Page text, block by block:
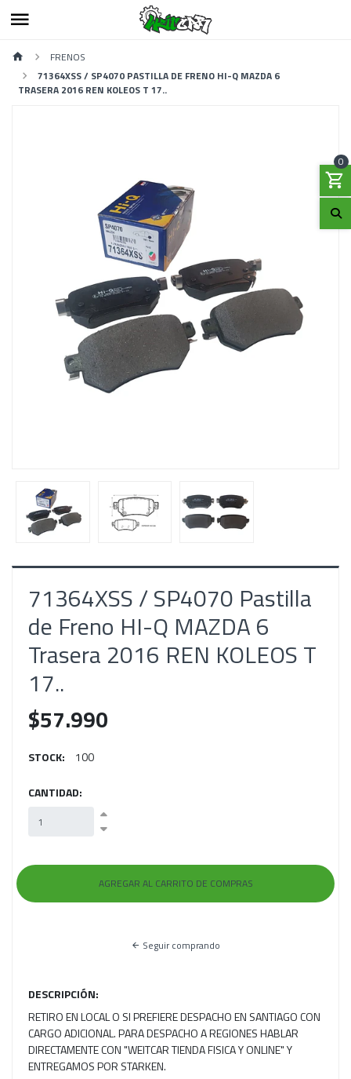
0
FRENOS
71364XSS / SP4070 PASTILLA DE FRENO HI-Q MAZDA 6
TRASERA 2016 REN KOLEOS T 17..
Previous
71364XSS / SP4070 Pastilla
de Freno HI-Q MAZDA 6
Trasera 2016 REN KOLEOS T
17..
$57.990
STOCK: 100
CANTIDAD:
Seguir comprando
DESCRIPCIÓN:
RETIRO EN LOCAL O SI PREFIERE DESPACHO EN SANTIAGO CON
CARGO ADICIONAL. PARA DESPACHO A REGIONES HABLAR
DIRECTAMENTE CON "WEITCAR TIENDA FISICA Y ONLINE" Y
ENTREGAMOS POR STARKEN.